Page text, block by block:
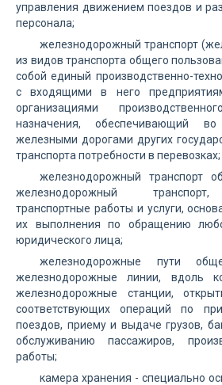
управления движением поездов и
персонала;
железнодорожный транспорт
из видов транспорта общего
собой единый производственно-
с входящими в него
организациями
назначения, обеспечивающий
железными дорогами других
транспорта потребности в перевозках;
железнодорожный транспорт
железнодорожный
транспортные работы и услуги,
их выполнения по обращению
юридического лица;
железнодорожные пути
железнодорожные линии, вдоль
железнодорожные станции,
соответствующих операций по
поездов, приему и выдаче грузов,
обслуживанию пассажиров,
работы;
камера хранения - специально